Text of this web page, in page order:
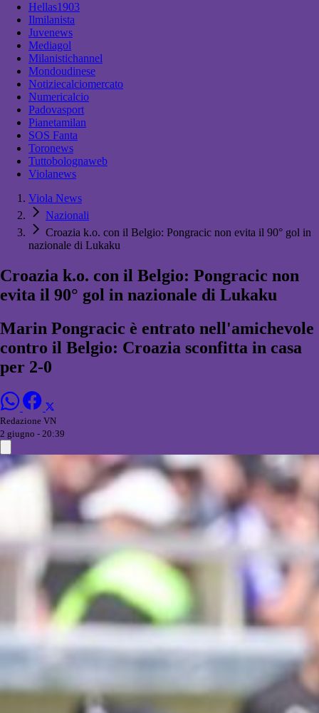
Hellas1903
Ilmilanista
Juvenews
Mediagol
Milanistichannel
Mondoudinese
Notiziecalciomercato
Numericalcio
Padovasport
Pianetamilan
SOS Fanta
Toronews
Tuttobolognaweb
Violanews
Viola News
Nazionali
Croazia k.o. con il Belgio: Pongracic non evita il 90° gol in
nazionale di Lukaku
Croazia k.o. con il Belgio: Pongracic non
evita il 90° gol in nazionale di Lukaku
Marin Pongracic è entrato nell'amichevole
contro il Belgio: Croazia sconfitta in casa
per 2-0
Redazione VN
2 giugno - 20:39